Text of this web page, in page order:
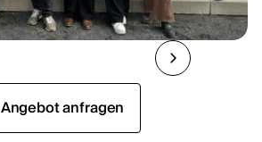
Angebot anfragen